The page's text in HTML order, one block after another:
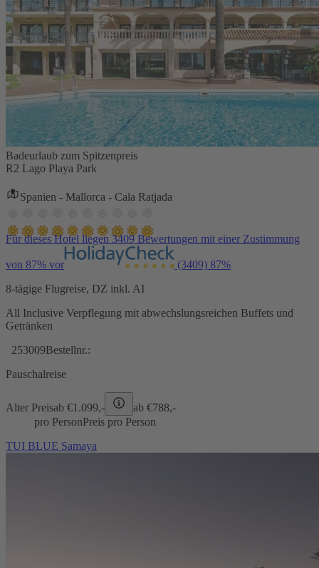
Badeurlaub zum Spitzenpreis
R2 Lago Playa Park
Spanien - Mallorca - Cala Ratjada
Für dieses Hotel liegen 3409 Bewertungen mit einer Zustimmung
von 87% vor (3409) 87%
8-tägige Flugreise, DZ inkl. AI
All Inclusive Verpflegung mit abwechslungsreichen Buffets und
Getränken
253009Bestellnr.:
Pauschalreise
Alter Preisab €1.099,- ab €788,-
pro PersonPreis pro Person
TUI BLUE Samaya